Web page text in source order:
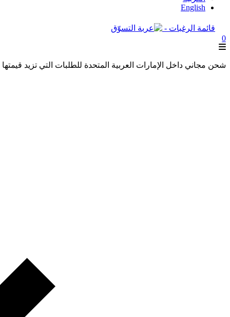
English
قائمة الرغبات -
0
شحن مجاني داخل الإمارات العربية المتحدة للطلبات التي تزيد قيمتها عن 250 درهمًا إماراتيًا. شحن مجاني عالميًا للطلبات التي تزيد قيمتها عن 600 درهم